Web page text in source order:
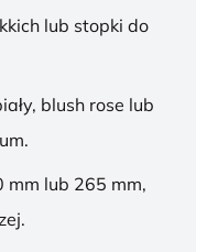
lub stopki do
blush rose lub
mm lub 265 mm,